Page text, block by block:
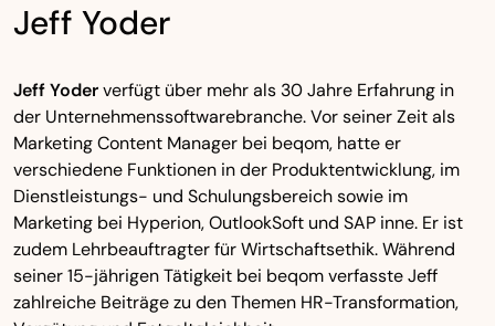
Jeff Yoder
Jeff Yoderverfügt über mehr als 30 Jahre Erfahrung in
der Unternehmenssoftwarebranche. Vor seiner Zeit als
Marketing Content Manager bei beqom, hatte er
verschiedene Funktionen in der Produktentwicklung, im
Dienstleistungs- und Schulungsbereich sowie im
Marketing bei Hyperion, OutlookSoft und SAP inne. Er ist
zudem Lehrbeauftragter für Wirtschaftsethik. Während
seiner 15-jährigen Tätigkeit bei beqom verfasste Jeff
zahlreiche Beiträge zu den Themen HR-Transformation,